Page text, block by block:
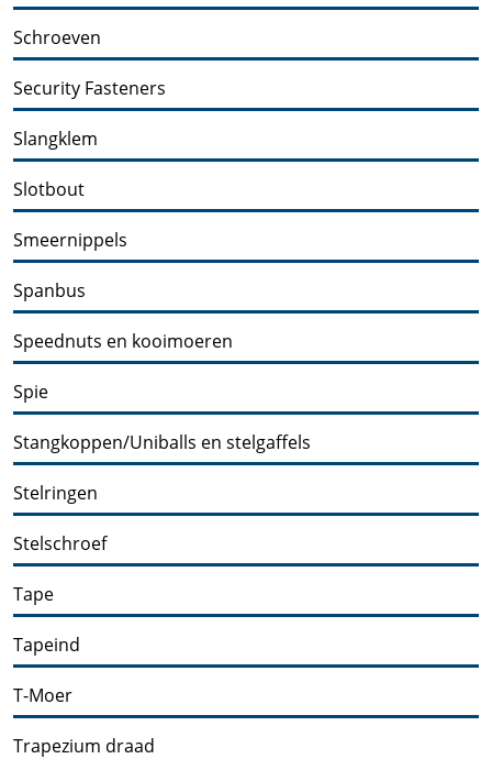
Schroeven
Security Fasteners
Slangklem
Slotbout
Smeernippels
Spanbus
Speednuts en kooimoeren
Spie
Stangkoppen/Uniballs en stelgaffels
Stelringen
Stelschroef
Tape
Tapeind
T-Moer
Trapezium draad